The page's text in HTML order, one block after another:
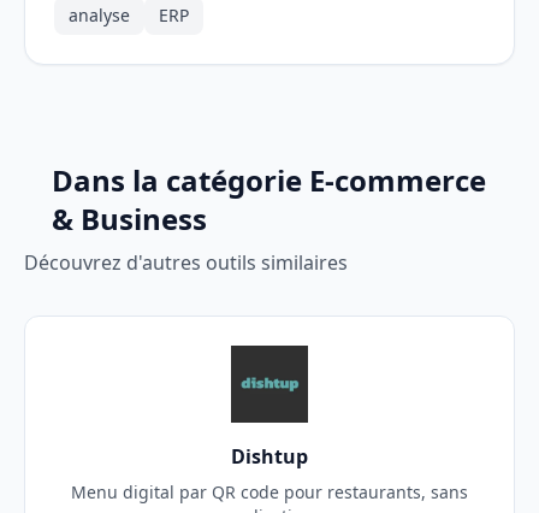
analyse ERP
Dans la catégorie E-commerce
& Business
Découvrez d'autres outils similaires
Dishtup
Menu digital par QR code pour restaurants, sans